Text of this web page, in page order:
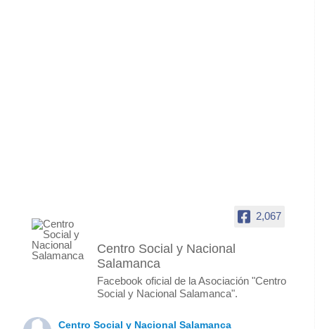
2,067
Centro Social y Nacional
Salamanca
Facebook oficial de la Asociación "Centro
Social y Nacional Salamanca".
Centro Social y Nacional Salamanca